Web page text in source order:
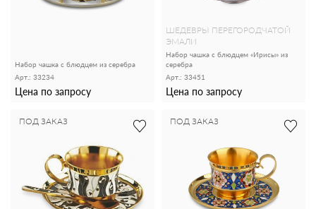
Набор чашка с блюдцем из серебра
Арт.: 33234
Цена по запросу
ШЕДЕВРЫ ПЕРЕГОРОДЧАТОЙ
ЭМАЛИ
Набор чашка с блюдцем «Ирисы» из
серебра
Арт.: 33451
Цена по запросу
ПОД ЗАКАЗ ПОД ЗАКАЗ